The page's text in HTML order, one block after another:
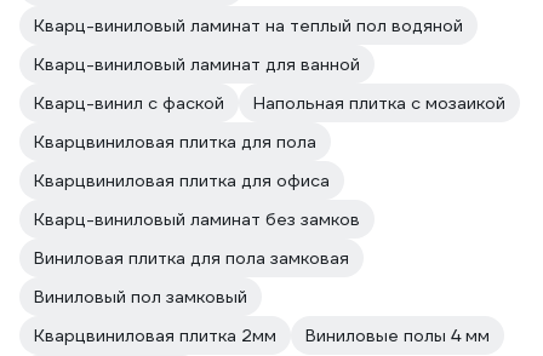
Кварц-виниловый ламинат на теплый пол водяной
Кварц-виниловый ламинат для ванной
Кварц-винил с фаской
Напольная плитка с мозаикой
Кварцвиниловая плитка для пола
Кварцвиниловая плитка для офиса
Кварц-виниловый ламинат без замков
Виниловая плитка для пола замковая
Виниловый пол замковый
Кварцвиниловая плитка 2мм
Виниловые полы 4 мм